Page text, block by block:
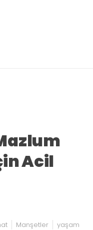
Acil
Manşetler yaşam